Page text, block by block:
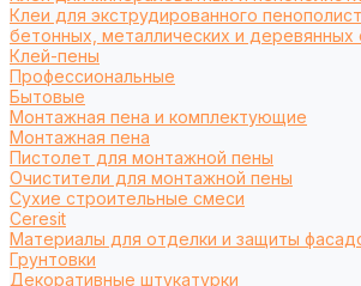
Клеи для экструдированного
бетонных, металлических и деревянных
Клей-пены
Профессиональные
Бытовые
Монтажная пена и комплектующие
Монтажная пена
Пистолет для монтажной пены
Очистители для монтажной пены
Сухие строительные смеси
Ceresit
Материалы для отделки и защиты
Грунтовки
Декоративные штукатурки